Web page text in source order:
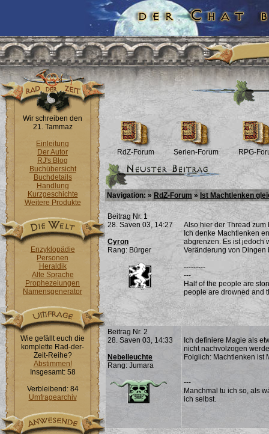
Wir schreiben den
21. Tammaz
Einleitung
Der Autor
RJ's Blog
Buchübersicht
Buchdetails
Handlung
Kurzgeschichte
Weitere Produkte
Enzyklopädie
Personen
Heraldik
Alte Sprache
Prophezeiungen
Namensgenerator
Wie gefällt euch die
komplette Rad-der-
Zeit-Reihe?
Abstimmen!
Insgesamt: 58
Verbleibend: 84
Umfragearchiv
RdZ-Forum Serien-Forum RPG-
Navigation: » RdZ-Forum » Ist Machtlenken
Beitrag Nr. 1
28. Saven 03, 14:27
Cyron
Rang: Bürger
Also hier der Thread
Ich denke Machtlenken
abgrenzen. Es ist jedoch
Veränderung von Dingen
---------
---
Half of the people are
people are drowned and
Beitrag Nr. 2
28. Saven 03, 14:33
Nebelleuchte
Rang: Jumara
Ich definiere Magie als
nicht nachvolzogen
Folglich: Machtlenken ist
---
Manchmal tu ich so, als
ich selbst.